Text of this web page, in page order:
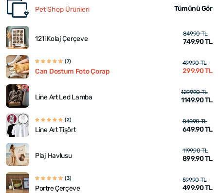
Pet Shop Ürünleri Tümünü Gör
12'li Kolaj Çerçeve
849.90 TL
749.90 TL
(7)
Can Dostum Foto Çorap
499.90 TL
299.90 TL
Line Art Led Lamba
1299.90 TL
1149.90 TL
(2)
Line Art Tişört
849.90 TL
649.90 TL
Plaj Havlusu
1199.90 TL
899.90 TL
(3)
Portre Çerçeve
599.90 TL
499.90 TL